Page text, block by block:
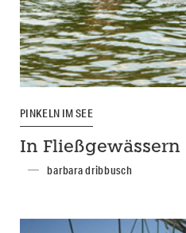
PINKELN IM SEE
In Fließgewässern
barbara dribbusch